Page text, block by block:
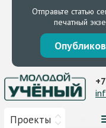
Отправьте статью
печатный
Проекты